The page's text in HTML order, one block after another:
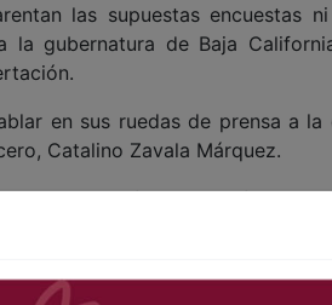
las supuestas encuestas
la gubernatura de Baja
en sus ruedas de prensa a
Catalino Zavala Márquez.
en las franquicias
y Partido Verde Ecologista
Caballero Ramírez y
se sujetan a las reglas que